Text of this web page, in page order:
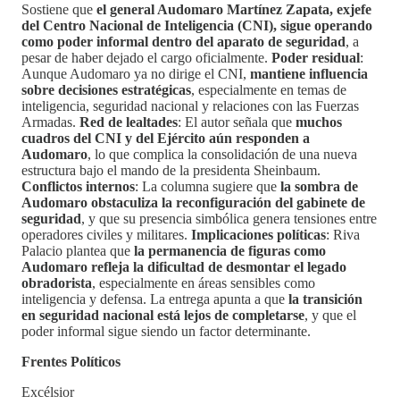
Sostiene que el general Audomaro Martínez Zapata, exjefe
del Centro Nacional de Inteligencia (CNI), sigue operando
como poder informal dentro del aparato de seguridad, a
pesar de haber dejado el cargo oficialmente. Poder residual:
Aunque Audomaro ya no dirige el CNI, mantiene influencia
sobre decisiones estratégicas, especialmente en temas de
inteligencia, seguridad nacional y relaciones con las Fuerzas
Armadas. Red de lealtades: El autor señala que muchos
cuadros del CNI y del Ejército aún responden a
Audomaro, lo que complica la consolidación de una nueva
estructura bajo el mando de la presidenta Sheinbaum.
Conflictos internos: La columna sugiere que la sombra de
Audomaro obstaculiza la reconfiguración del gabinete de
seguridad, y que su presencia simbólica genera tensiones entre
operadores civiles y militares. Implicaciones políticas: Riva
Palacio plantea que la permanencia de figuras como
Audomaro refleja la dificultad de desmontar el legado
obradorista, especialmente en áreas sensibles como
inteligencia y defensa. La entrega apunta a que la transición
en seguridad nacional está lejos de completarse, y que el
poder informal sigue siendo un factor determinante.
Frentes Políticos
Excélsior